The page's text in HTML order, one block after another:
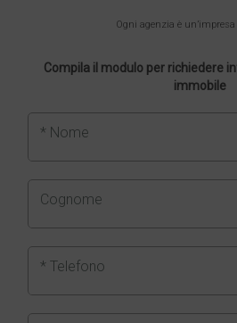
Ogni agenzia è
Compila il modulo per richiedere
immobile
* Nome
Cognome
* Telefono